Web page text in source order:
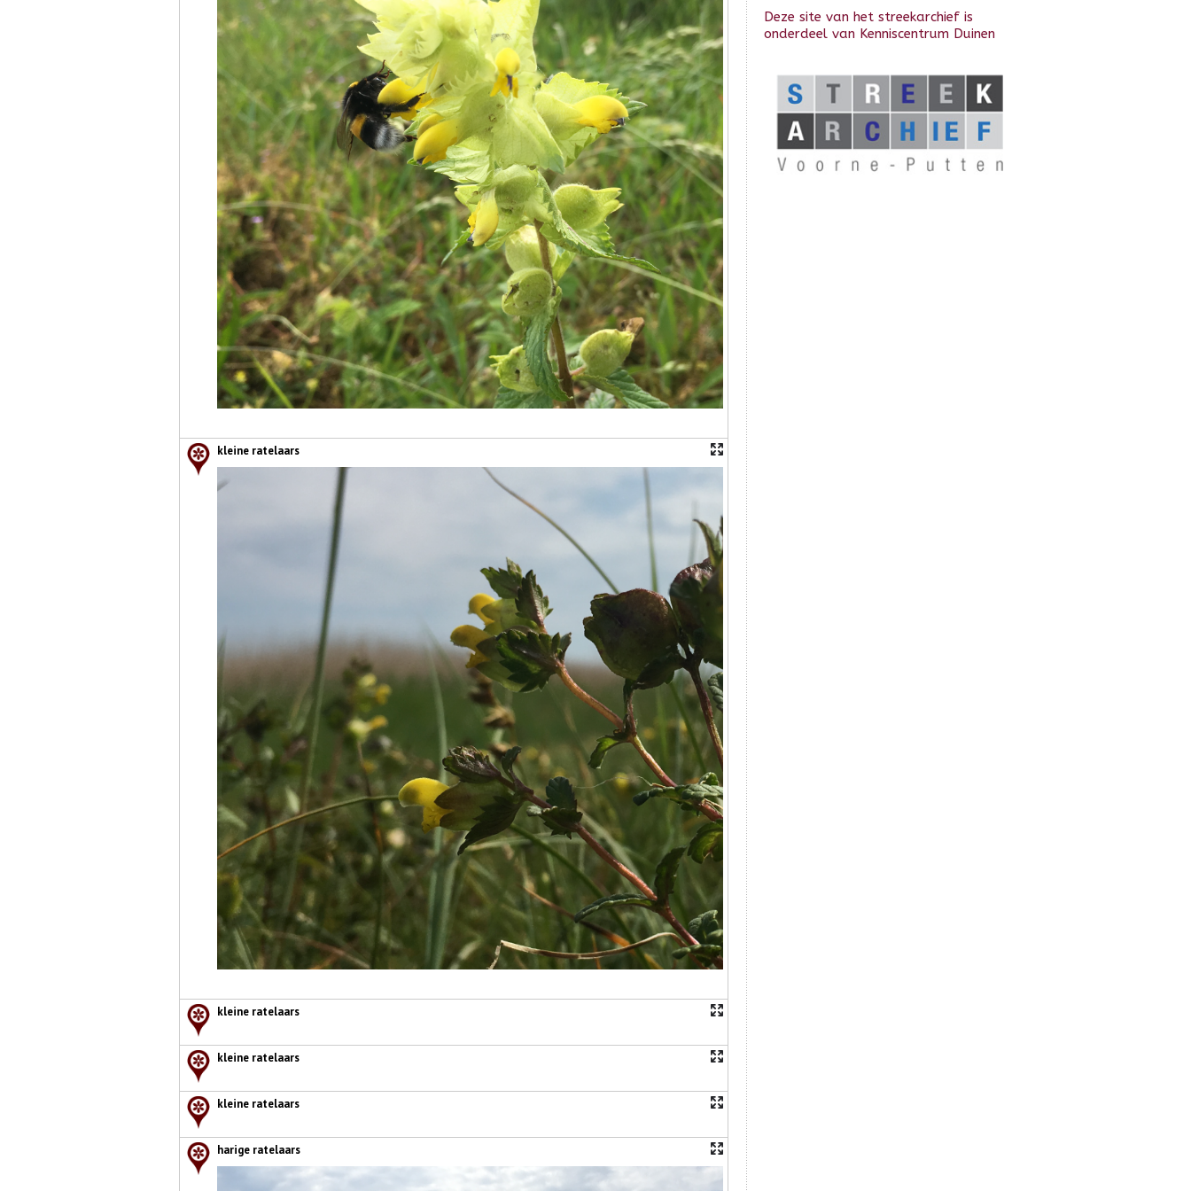
kleine ratelaars
kleine ratelaars
kleine ratelaars
kleine ratelaars
harige ratelaars
Deze site van het streekarchief is
onderdeel van Kenniscentrum Duinen